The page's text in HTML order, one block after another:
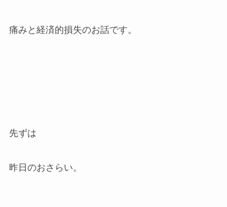
痛みと経済的損失のお話です。
先ずは
昨日のおさらい。